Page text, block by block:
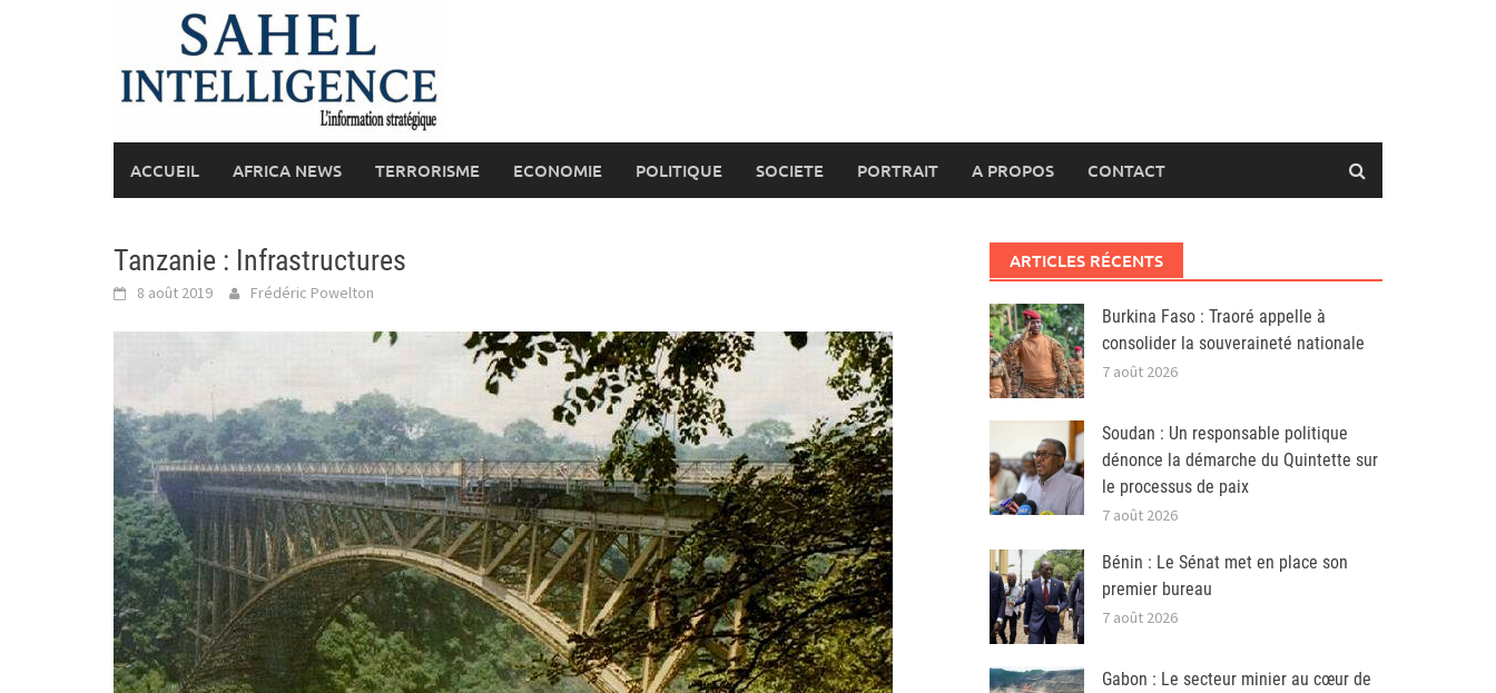
ACCUEIL AFRICA NEWS TERRORISME ECONOMIE POLITIQUE SOCIETE PORTRAIT A PROPOS CONTACT
Tanzanie : Infrastructures
8 août 2019 Frédéric Powelton
ARTICLES RÉCENTS
Burkina Faso : Traoré appelle à
consolider la souveraineté nationale
7 août 2026
Soudan : Un responsable politique
dénonce la démarche du Quintette sur
le processus de paix
7 août 2026
Bénin : Le Sénat met en place son
premier bureau
7 août 2026
Gabon : Le secteur minier au cœur de